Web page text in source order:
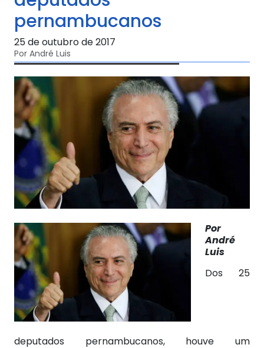
pernambucanos
25 de outubro de 2017
Por André Luis
Por
André
Luis
Dos 25
deputados pernambucanos, houve um